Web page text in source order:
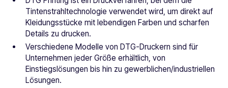
Tintenstrahltechnologie verwendet wird, um direkt auf
Kleidungsstücke mit lebendigen Farben und scharfen
Details zu drucken.
Verschiedene Modelle von DTG-Druckern sind für
Unternehmen jeder Größe erhältlich, von
Einstiegslösungen bis hin zu gewerblichen/industriellen
Lösungen.